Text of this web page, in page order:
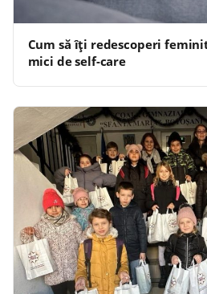
Cum să îți redescoperi
mici de self-care